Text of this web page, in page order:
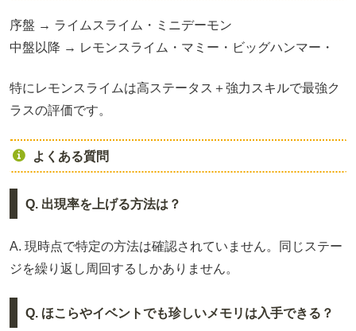
序盤 → ライムスライム・ミニデーモン
中盤以降 → レモンスライム・マミー・ビッグハンマー・
特にレモンスライムは高ステータス＋強力スキルで最強ク
ラスの評価です。
よくある質問
Q. 出現率を上げる方法は？
A. 現時点で特定の方法は確認されていません。同じステー
ジを繰り返し周回するしかありません。
Q. ほこらやイベントでも珍しいメモリは入手できる？